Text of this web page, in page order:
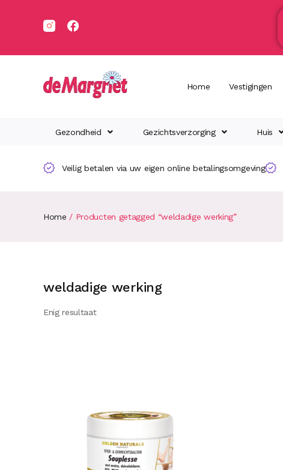
Home Vestigingen
Gezondheid Gezichtsverzorging Huis
Veilig betalen via uw eigen online betalingsomgeving
Home / Producten getagged “weldadige werking”
weldadige werking
Enig resultaat